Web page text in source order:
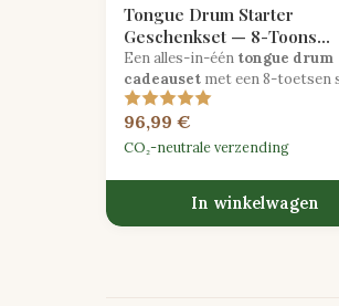
Tongue Drum Starter
Geschenkset — 8-Toons
Staaldrum met Draagtas &
Liederenboek
Een alles-in-één tongue drum
cadeauset met een 8-toetsen
tongue drum in C majeur, een
gevoerde draagtas, twee
een beginnerssongboek.
96,99 €
CO₂-neutrale verzending
In winkelwagen